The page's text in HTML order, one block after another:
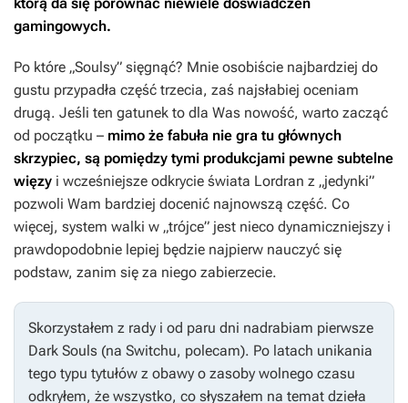
którą da się porównać niewiele doświadczeń
gamingowych.
Po które „Soulsy” sięgnąć? Mnie osobiście najbardziej do
gustu przypadła część trzecia, zaś najsłabiej oceniam
drugą. Jeśli ten gatunek to dla Was nowość, warto zacząć
od początku – mimo że fabuła nie gra tu głównych
skrzypiec, są pomiędzy tymi produkcjami pewne subtelne
więzy i wcześniejsze odkrycie świata Lordran z „jedynki”
pozwoli Wam bardziej docenić najnowszą część. Co
więcej, system walki w „trójce” jest nieco dynamiczniejszy i
prawdopodobnie lepiej będzie najpierw nauczyć się
podstaw, zanim się za niego zabierzecie.
Skorzystałem z rady i od paru dni nadrabiam pierwsze
Dark Souls (na Switchu, polecam). Po latach unikania
tego typu tytułów z obawy o zasoby wolnego czasu
odkryłem, że wszystko, co słyszałem na temat dzieła